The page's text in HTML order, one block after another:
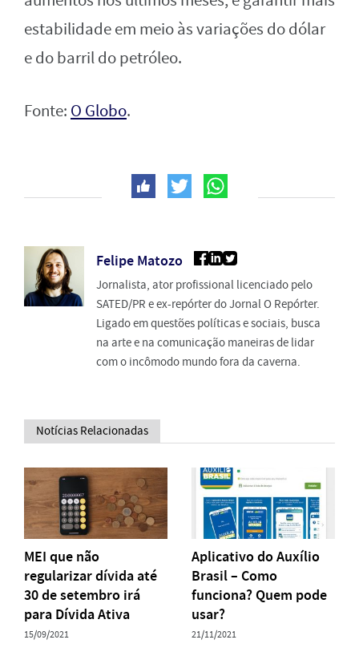
estabilidade em meio às variações do dólar
e do barril do petróleo.
Fonte: O Globo.
Felipe Matozo
Jornalista, ator profissional licenciado pelo
SATED/PR e ex-repórter do Jornal O Repórter.
Ligado em questões políticas e sociais, busca
na arte e na comunicação maneiras de lidar
com o incômodo mundo fora da caverna.
Notícias Relacionadas
MEI que não
regularizar dívida até
30 de setembro irá
para Dívida Ativa
15/09/2021
Aplicativo do Auxílio
Brasil – Como
funciona? Quem pode
usar?
21/11/2021